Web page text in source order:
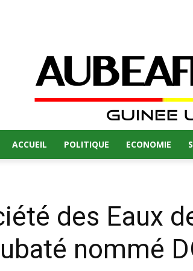
ACCUEIL POLITIQUE ECONOMIE
des Eaux
nommé